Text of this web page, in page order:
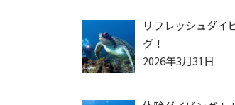
リフレッシュダイ
グ！
2026年3月31日